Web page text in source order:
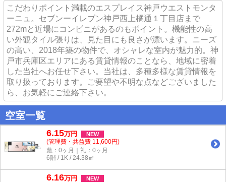
こだわりポイント満載のエスプレイス神戸ウエストモンタ
ーニュ。セブンーイレブン神戸西上橘通１丁目店まで
272mと近場にコンビニがあるのもポイント。機能性の高
い外観タイル張りは、見た目にも良さが漂います。ニーズ
の高い、2018年築の物件で、オシャレな室内が魅力的。神
戸市兵庫区エリアにある賃貸情報のことなら、地域に密着
した当社へお任せ下さい。当社は、多種多様な賃貸情報を
取り扱っております。ご要望や不明な点などございました
ら、お気軽にご連絡下さい。
空室一覧
6.15万円 NEW
(管理費・共益費 11,600円)
敷：0ヶ月｜礼：0ヶ月
6階 / 1K / 24.38㎡
6.16万円 NEW